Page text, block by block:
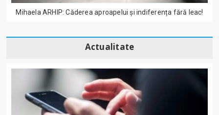
Mihaela ARHIP: Căderea aproapelui și indiferența fără leac!
Actualitate